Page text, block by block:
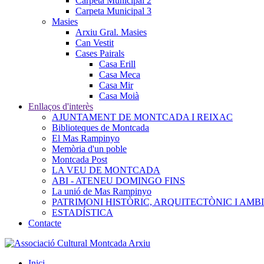
Carpeta Municipal 3
Masies
Arxiu Gral. Masies
Can Vestit
Cases Pairals
Casa Erill
Casa Meca
Casa Mir
Casa Moià
Enllaços d'interès
AJUNTAMENT DE MONTCADA I REIXAC
Biblioteques de Montcada
El Mas Rampinyo
Memòria d'un poble
Montcada Post
LA VEU DE MONTCADA
ABI - ATENEU DOMINGO FINS
La unió de Mas Rampinyo
PATRIMONI HISTÒRIC, ARQUITECTÒNIC I
ESTADÍSTICA
Contacte